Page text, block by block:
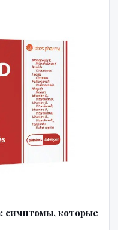
симптомы, которые